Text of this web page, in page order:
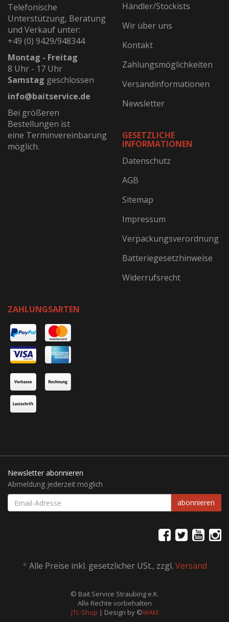
Telefonische
Unterstützung, Beratung
und Verkauf unter:
+49 (0) 9429/948344
Montag - Freitag
8 Uhr - 17 Uhr
Samstag geschlossen
info@baitservice.de
Bei größeren
Bestellungen ist
eine Terminvereinbarung
möglich.
Händler/Stockists
Wir über uns
Kontakt
Zahlungsmöglichkeiten
Versandinformationen
Newsletter
GESETZLICHE
INFORMATIONEN
Datenschutz
AGB
Sitemap
Impressum
Verpackungsverordnung
Batteriegesetzhinweise
Widerrufsrecht
ZAHLUNGSARTEN
Newsletter abonnieren
Abmeldung jederzeit möglich
EMAIL-
ADRESSE
abonnieren
* Alle Preise inkl. gesetzlicher USt., zzgl. Versand
© Bait Service Straubing e.K.
Alle Rechte vorbehalten
JTL-Shop | Design by ©WAM